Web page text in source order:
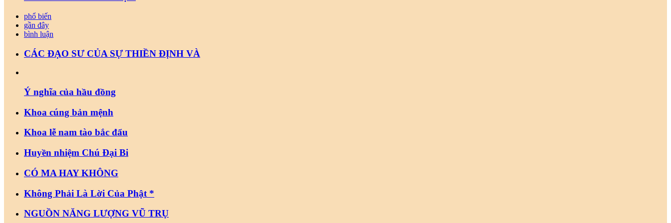
phổ biến
gần đây
bình luận
CÁC ĐẠO SƯ CỦA SỰ THIỀN ĐỊNH VÀ
Ý nghĩa của hầu đồng
Khoa cúng bản mệnh
Khoa lễ nam tào bắc đẩu
Huyền nhiệm Chú Đại Bi
CÓ MA HAY KHÔNG
Không Phải Là Lời Của Phật *
NGUỒN NĂNG LƯỢNG VŨ TRỤ